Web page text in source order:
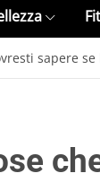
sapere